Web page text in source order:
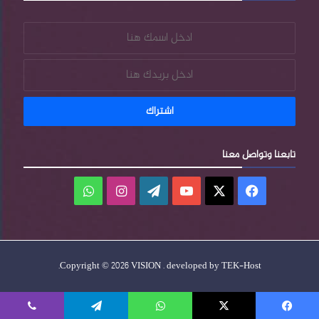
تابعنا وتواصل معنا
فيسبوك ‫YouTube
‫WordPress
انستقرام
Copyright © 2026 VISION . developed byTEK-Host
.